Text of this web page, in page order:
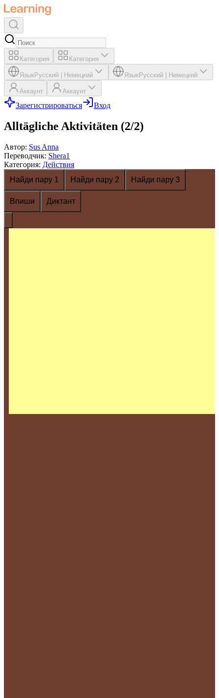
Категория Категория
ЯзыкРусский Немецкий ЯзыкРусский Немецкий
Аккаунт Аккаунт
Зарегистрироваться Вход
Alltägliche Aktivitäten (2/2)
Автор: Sus Anna
Переводчик: Shera1
Категория: Действия
Найди пару 1
Найди пару 2 Найди пару 3
Впиши Диктант